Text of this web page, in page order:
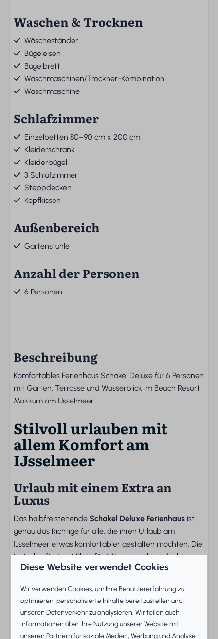
Waschen & Trocknen
Wäscheständer
Bügeleisen
Bügelbrett
Waschmaschinen/Trockner-Kombination
Waschmaschine
Schlafzimmer
Einzelbetten 80–90 cm x 200 cm
Kleiderschrank
Kleiderbügel
3 Schlafzimmer
Steppdecken
Kopfkissen
Außenbereich
Gartenstühle
Anzahl der Personen
6 Personen
Beschreibung
Komfortables Ferienhaus Schakel Deluxe für 6 Personen
mit Garten, Terrasse und Wasserblick im Beach Resort
Makkum am IJsselmeer.
Stilvoll urlauben mit
allem Komfort am
IJsselmeer
Urlaub mit einem Extra an
Luxus
Das halbfreistehende Schakel Deluxe Ferienhaus ist
genau das Richtige für alle, die ihren Urlaub am
IJsselmeer etwas komfortabler gestalten möchten. Die
Unterkunft bietet Platz für 6 Personen, liegt direkt am
Wasser und verfügt über ein großzügiges Wohnzimmer
führen. Besser lässt es sich draußen kaum entspannen.
Viel Platz für die ganze Gruppe
Diese Website verwendet Cookies
Wir verwenden Cookies, um Ihre Benutzererfahrung zu
optimieren, personalisierte Inhalte bereitzustellen und
unseren Datenverkehr zu analysieren. Wir teilen auch
Informationen über Ihre Nutzung unserer Website mit
unseren Partnern für soziale Medien, Werbung und Analyse.